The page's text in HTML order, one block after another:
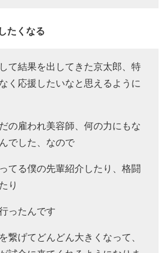
たくなる
て結果を出してきた京太郎、特
く応援したいなと思えるように
の雇われ美容師、何の力にもな
でした、なので
てる僕の先輩紹介したり、格闘
り
ったんです
繋げてどんどん大きくなって、